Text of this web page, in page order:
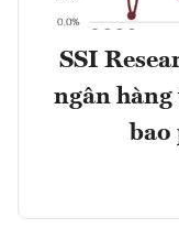
SSI
ngân
bao